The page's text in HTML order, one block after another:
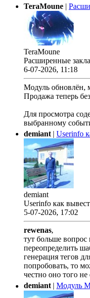
TeraMoune |
TeraMoune
Расширенные
6-07-2026, 11:18
Модуль обновлён,
Продажа теперь
Для просмотра
выбранному
demiant | Userinfo
demiant
Userinfo как
5-07-2026, 17:02
rewenas,
тут больше вопрос
переопределить
генерация тегов
попробовать, то
честно оно того не
demiant| Модуль